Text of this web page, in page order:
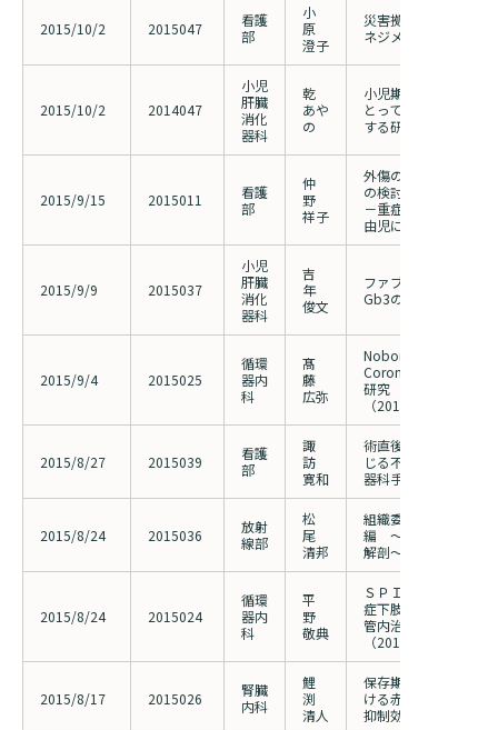
2015/10/2 2015047
看護
部
小
原
澄子
災害拠点病院におけ
ネジメント
2015/10/2 2014047
小児
肝臓
消化
器科
乾
あや
の
小児期に生体肝移植
とっての治療や療養
する研究
2015/9/15 2015011
看護
部
仲
野
祥子
外傷の早期発見と予
の検討
－重症心身障害児（
由児における分析－
2015/9/9 2015037
小児
肝臓
消化
器科
吉
年
俊文
ファブリー病診療に
Gb3の有用性の検討
2015/9/4 2015025
循環
器内
科
髙
藤
広弥
Nobori and
Coronary Attack
研究
（2012010の申請者
2015/8/27 2015039
看護
部
諏
訪
寛和
術直後から翌日の安
じる不快症状の調査
器科手術を受けた患
2015/8/24 2015036
放射
線部
松
尾
清邦
組織委員会
編 ～明日から活かせ
解剖～
2015/8/24 2015024
循環
器内
科
平
野
敬典
ＳＰＩＮＡＣＨＲｅ
症下肢虚血に対する
管内治療に関する多
（2011023の申請者
2015/8/17 2015026
腎臓
内科
鯉
渕
清人
保存期慢性腎臓病の
ける赤血球造血刺激
抑制効果の比較検討